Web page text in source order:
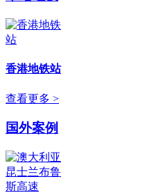
香港地铁站
查看更多 >
国外案例